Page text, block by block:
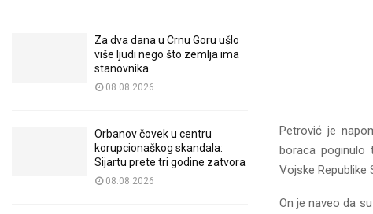
Petrović je
boraca poginulo
Vojske Republike
On je naveo da
Za dva dana u Crnu Goru ušlo
više ljudi nego što zemlja ima
stanovnika
08.08.2026
Orbanov čovek u centru
korupcionaškog skandala:
Sijartu prete tri godine zatvora
08.08.2026